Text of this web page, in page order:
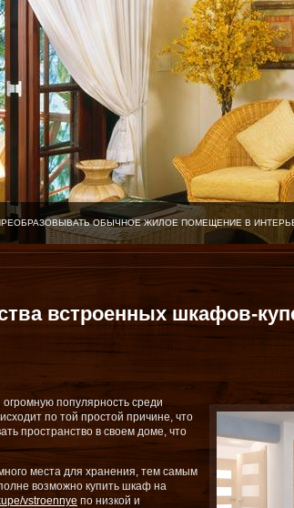
ОБЫЧНОЕ ЖИЛОЕ ПОМЕЩЕНИЕ В
встроенных шкафов-
популярность среди
по той простой причине, что
пространство в своем доме, что
места для хранения, тем самым
возможно купить шкаф на
vstroennye по низкой и